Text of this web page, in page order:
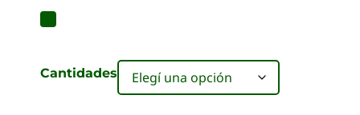
Cantidades